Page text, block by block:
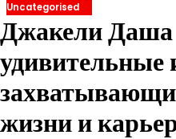
Uncategorised
Джакели
удивительные
жизни и